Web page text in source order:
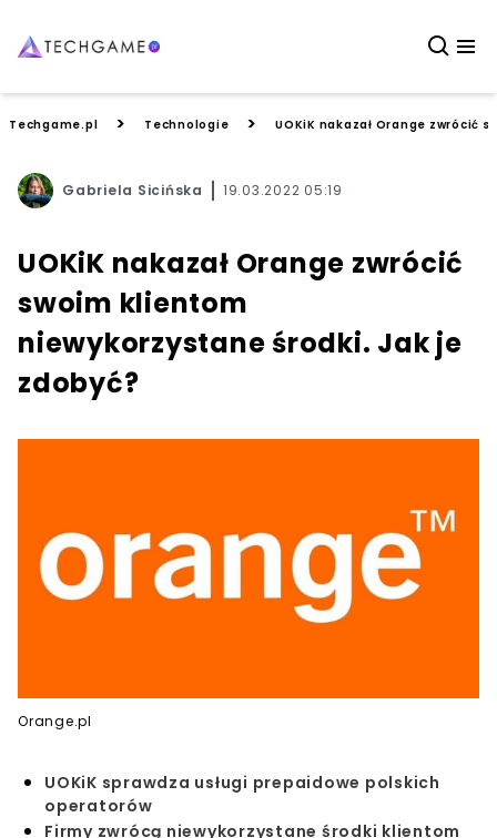
Techgame.pl > Technologie > UOKiK nakazał Orange zwrócić
Gabriela Sicińska 19.03.2022 05:19
UOKiK nakazał Orange zwrócić
swoim klientom
niewykorzystane środki. Jak je
zdobyć?
Orange.pl
UOKiK sprawdza usługi prepaidowe polskich
operatorów
Firmy zwrócą niewykorzystane środki klientom